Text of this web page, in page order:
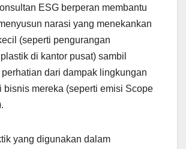
ESG berperan membantu
narasi yang menekankan
(seperti pengurangan
di kantor pusat) sambil
dari dampak lingkungan
bisnis mereka (seperti emisi Scope
yang digunakan dalam